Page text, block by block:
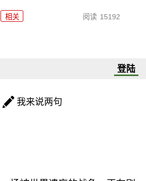
相关 阅读 15192
登陆
我来说两句